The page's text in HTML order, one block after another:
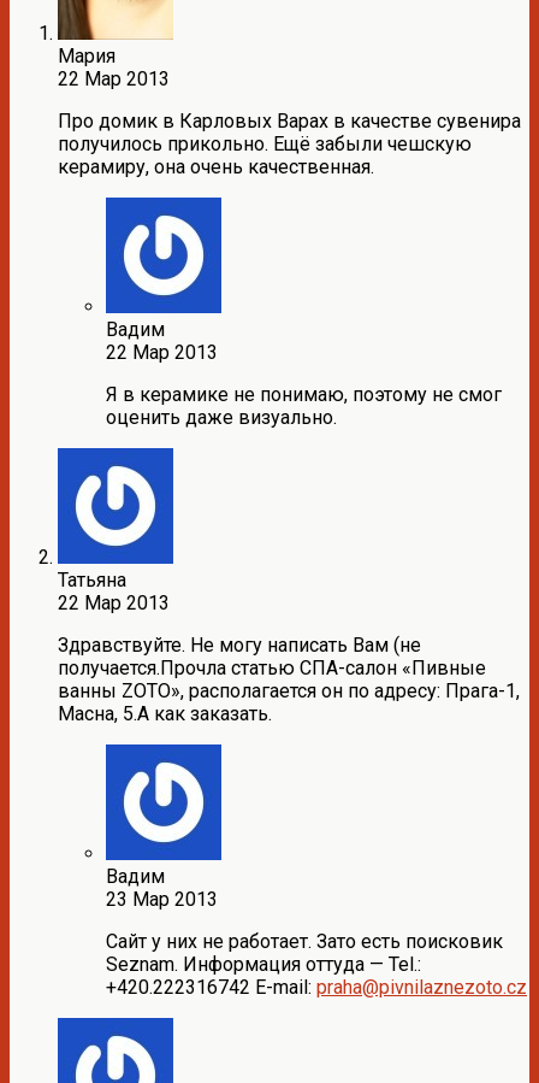
Мария
22 Мар 2013
Про домик в Карловых Варах в качестве сувенира
получилось прикольно. Ещё забыли чешскую
керамиру, она очень качественная.
Вадим
22 Мар 2013
Я в керамике не понимаю, поэтому не смог
оценить даже визуально.
Татьяна
22 Мар 2013
Здравствуйте. Не могу написать Вам (не
получается.Прочла статью СПА-салон «Пивные
ванны ZOTO», располагается он по адресу: Прага-1,
Масна, 5.А как заказать.
Вадим
23 Мар 2013
Сайт у них не работает. Зато есть поисковик
Seznam. Информация оттуда — Tel.:
+420.222316742 E-mail: praha@pivnilaznezoto.cz